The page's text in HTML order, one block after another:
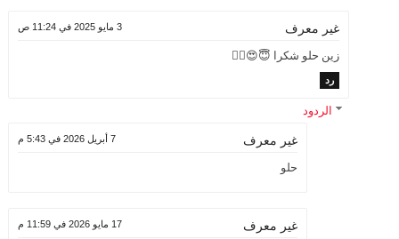
غير معرف 3 مايو 2025 في 11:24 ص
زين حلو شكرا 😇😍👌🏻
رد
الردود
غير معرف 7 أبريل 2026 في 5:43 م
حلو
غير معرف 17 مايو 2026 في 11:59 م